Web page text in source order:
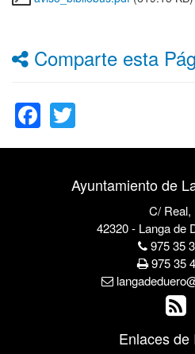
Comparte esta
Facebook
Ayuntamiento de
C/ Real,
42320 - Langa de
975 35
975 35
Enlaces de